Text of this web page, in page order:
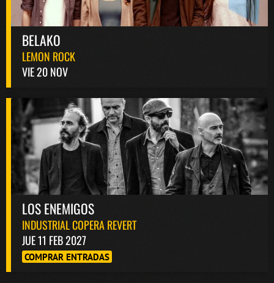
BELAKO
LEMON ROCK
VIE 20 NOV
LOS ENEMIGOS
INDUSTRIAL COPERA REVERT
JUE 11 FEB 2027
COMPRAR ENTRADAS